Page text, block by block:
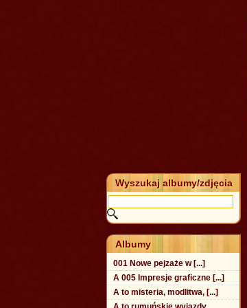
Wyszukaj albumy/zdjęcia
Albumy
001 Nowe pejzaże w [...]
A 005 Impresje graficzne [...]
A to misteria, modlitwa, [...]